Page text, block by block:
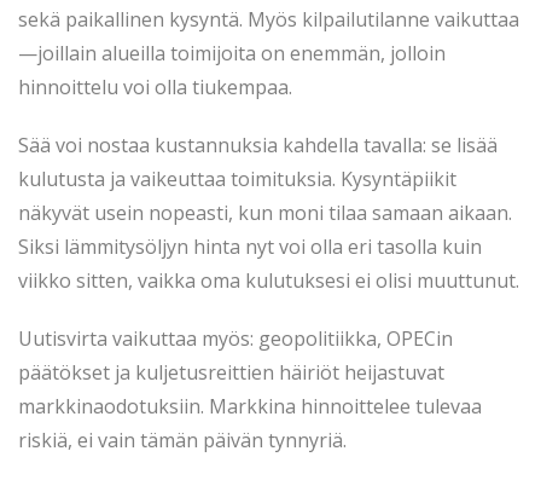
sekä paikallinen kysyntä. Myös kilpailutilanne vaikuttaa
—joillain alueilla toimijoita on enemmän, jolloin
hinnoittelu voi olla tiukempaa.
Sää voi nostaa kustannuksia kahdella tavalla: se lisää
kulutusta ja vaikeuttaa toimituksia. Kysyntäpiikit
näkyvät usein nopeasti, kun moni tilaa samaan aikaan.
Siksi lämmitysöljyn hinta nyt voi olla eri tasolla kuin
viikko sitten, vaikka oma kulutuksesi ei olisi muuttunut.
Uutisvirta vaikuttaa myös: geopolitiikka, OPECin
päätökset ja kuljetusreittien häiriöt heijastuvat
markkinaodotuksiin. Markkina hinnoittelee tulevaa
riskiä, ei vain tämän päivän tynnyriä.